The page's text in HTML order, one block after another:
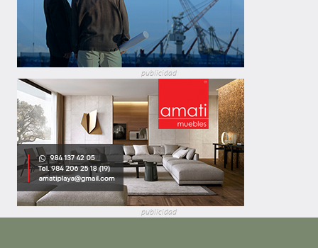
publicidad
publicidad